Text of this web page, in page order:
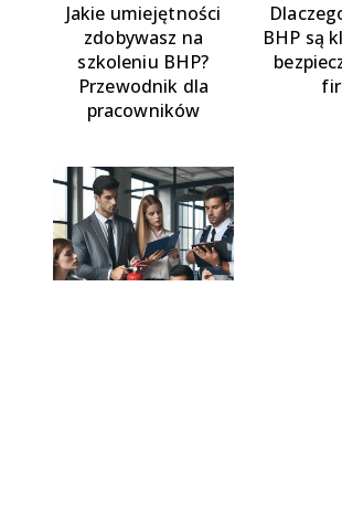
Jakie umiejętności
zdobywasz na
szkoleniu BHP?
Przewodnik dla
pracowników
BHP są